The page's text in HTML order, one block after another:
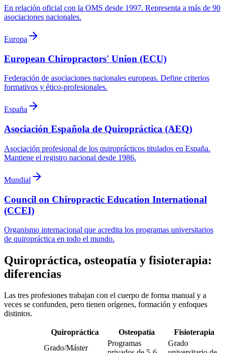
En relación oficial con la OMS desde 1997. Representa a más de 90
asociaciones nacionales.
Europa
European Chiropractors' Union (ECU)
Federación de asociaciones nacionales europeas. Define criterios
formativos y ético-profesionales.
España
Asociación Española de Quiropráctica (AEQ)
Asociación profesional de los quiroprácticos titulados en España.
Mantiene el registro nacional desde 1986.
Mundial
Council on Chiropractic Education International
(CCEI)
Organismo internacional que acredita los programas universitarios
de quiropráctica en todo el mundo.
Quiropráctica, osteopatía y fisioterapia:
diferencias
Las tres profesiones trabajan con el cuerpo de forma manual y a
veces se confunden, pero tienen orígenes, formación y enfoques
distintos.
Quiropráctica Osteopatía Fisioterapia
Grado/Máster
Programas
Grado